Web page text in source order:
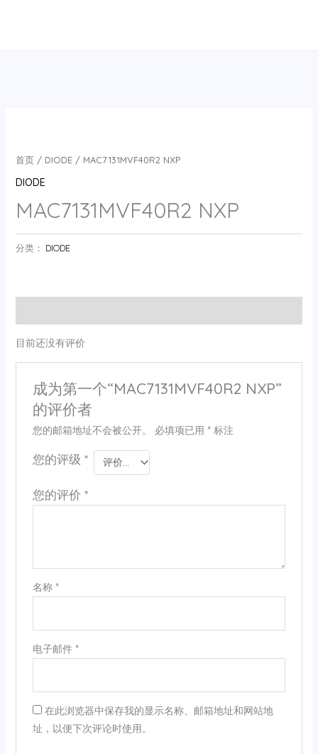
首页/ DIODE/ MAC7131MVF40R2 NXP
DIODE
MAC7131MVF40R2 NXP
分类： DIODE
目前还没有评价
成为第一个“MAC7131MVF40R2 NXP”
的评价者
您的邮箱地址不会被公开。 必填项已用 *标注
您的评级 *
您的评价 *
名称 *
电子邮件 *
在此浏览器中保存我的显示名称、邮箱地址和网站地
址，以便下次评论时使用。